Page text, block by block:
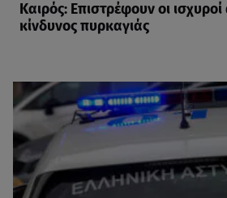
Καιρός: Επιστρέφουν οι
κίνδυνος πυρκαγιάς